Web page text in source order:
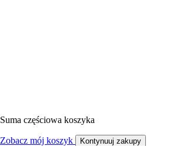
Suma częściowa koszyka
Zobacz mój koszyk Kontynuuj zakupy